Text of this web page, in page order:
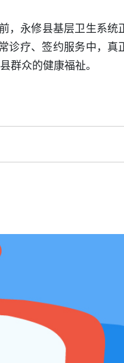
，永修县基层卫生系统
诊疗、签约服务中，真
群众的健康福祉。